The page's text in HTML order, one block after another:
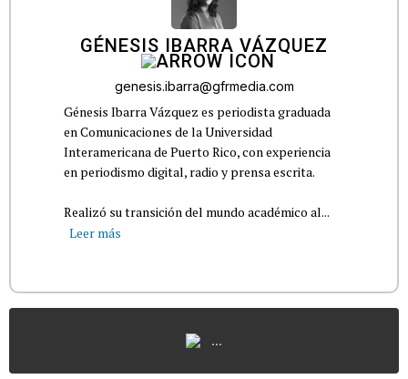
GÉNESIS IBARRA VÁZQUEZ
genesis.ibarra@gfrmedia.com
Génesis Ibarra Vázquez es periodista graduada
en Comunicaciones de la Universidad
Interamericana de Puerto Rico, con experiencia
en periodismo digital, radio y prensa escrita.
Realizó su transición del mundo académico al...
Leer más
...